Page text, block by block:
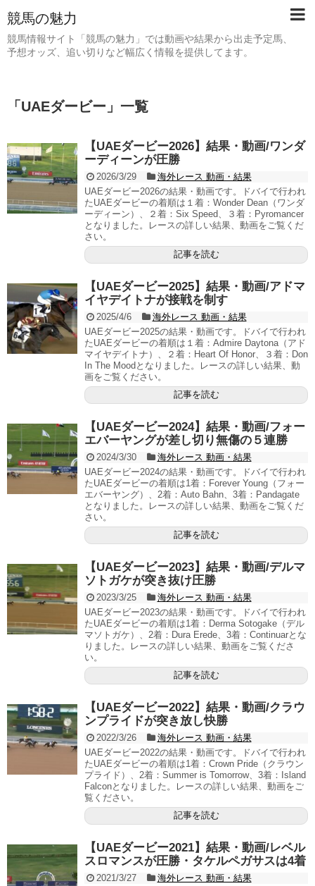
競馬の魅力
競馬情報サイト「競馬の魅力」では動画や結果から出走予定馬、
予想オッズ、追い切りなど幅広く情報を提供してます。
「 UAEダービー 」 一覧
【UAEダービー2026】結果・動画/ワンダ
ーディーンが圧勝
2026/3/29
海外レース 動画・結果
UAEダービー2026の結果・動画です。ドバイで行われ
たUAEダービーの着順は１着：Wonder Dean（ワンダ
ーディーン）、２着：Six Speed、３着：Pyromancer
となりました。レースの詳しい結果、動画をご覧くだ
さい。
記事を読む
【UAEダービー2025】結果・動画/アドマ
イヤデイトナが接戦を制す
2025/4/6
海外レース 動画・結果
UAEダービー2025の結果・動画です。ドバイで行われ
たUAEダービーの着順は１着：Admire Daytona（アド
マイヤデイトナ）、２着：Heart Of Honor、３着：Don
In The Moodとなりました。レースの詳しい結果、動
画をご覧ください。
記事を読む
【UAEダービー2024】結果・動画/フォー
エバーヤングが差し切り無傷の５連勝
2024/3/30
海外レース 動画・結果
UAEダービー2024の結果・動画です。ドバイで行われ
たUAEダービーの着順は1着：Forever Young（フォー
エバーヤング）、2着：Auto Bahn、3着：Pandagate
となりました。レースの詳しい結果、動画をご覧くだ
さい。
記事を読む
【UAEダービー2023】結果・動画/デルマ
ソトガケが突き抜け圧勝
2023/3/25
海外レース 動画・結果
UAEダービー2023の結果・動画です。ドバイで行われ
たUAEダービーの着順は1着：Derma Sotogake（デル
マソトガケ）、2着：Dura Erede、3着：Continuarとな
りました。レースの詳しい結果、動画をご覧くださ
い。
記事を読む
【UAEダービー2022】結果・動画/クラウ
ンプライドが突き放し快勝
2022/3/26
海外レース 動画・結果
UAEダービー2022の結果・動画です。ドバイで行われ
たUAEダービーの着順は1着：Crown Pride（クラウン
プライド）、2着：Summer is Tomorrow、3着：Island
Falconとなりました。レースの詳しい結果、動画をご
覧ください。
記事を読む
【UAEダービー2021】結果・動画/レベル
スロマンスが圧勝・タケルペガサスは4着
2021/3/27
海外レース 動画・結果